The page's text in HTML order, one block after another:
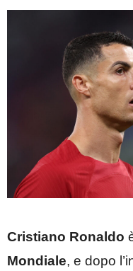
Cristiano Ronaldo
Mondiale, e dopo